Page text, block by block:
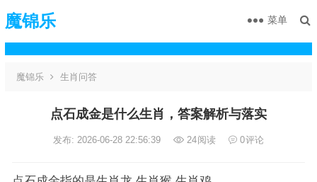
魔锦乐 菜单
魔锦乐 生肖问答
点石成金是什么生肖，答案解析与落实
发布: 2026-06-28 22:56:39 24阅读 0评论